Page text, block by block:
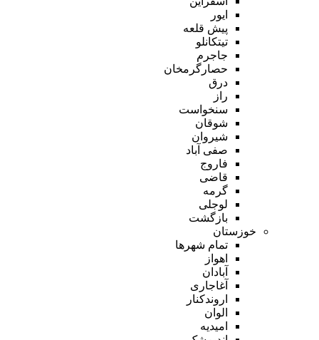
ایور
پیش قلعه
تیتکانلو
جاجرم
حصارگرمخان
درق
راز
سنخواست
شوقان
شیروان
صفی آباد
فاروج
قاضی
گرمه
لوجلی
بازگشت
خوزستان
تمام شهر‌ها
اهواز
آبادان
آغاجاری
اروندکنار
الوان
امیدیه